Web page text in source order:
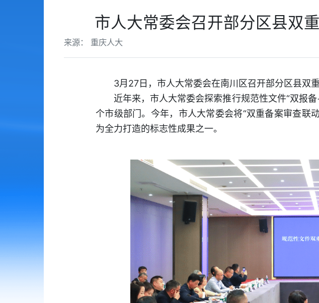
市人大常委会召开部分区县双
来源： 重庆人大
3月27日，市人大常委会在南川区召开部分区县双
近年来，市人大常委会探索推行规范性文件“双报
个市级部门。今年，市人大常委会将“双重备案审查联
为全力打造的标志性成果之一。